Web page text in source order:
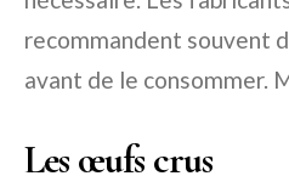
recommandent souvent
avant de le consommer.
Les œufs crus